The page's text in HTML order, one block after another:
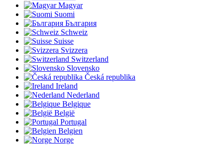
Magyar
Suomi
България
Schweiz
Suisse
Svizzera
Switzerland
Slovensko
Česká republika
Ireland
Nederland
Belgique
België
Portugal
Belgien
Norge